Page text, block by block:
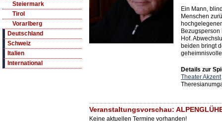
Steiermark
Tirol
Vorarlberg
Deutschland
Schweiz
Italien
International
Ein Mann,
Menschen
Hof.
beiden bringt
Details zur
Theater Akzent
Veranstaltungsvorschau:
Keine aktuellen Termine vorhanden!